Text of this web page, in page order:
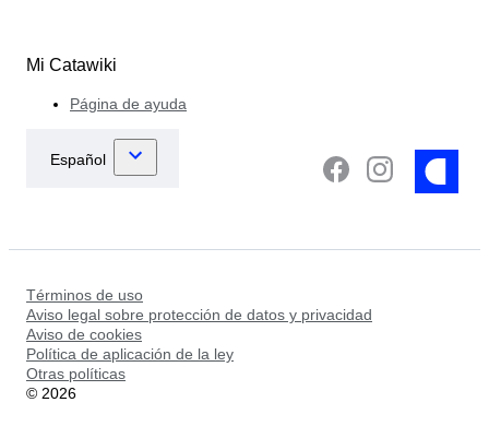
Mi Catawiki
Página de ayuda
Términos de uso
Aviso legal sobre protección de datos y privacidad
Aviso de cookies
Política de aplicación de la ley
Otras políticas
© 2026